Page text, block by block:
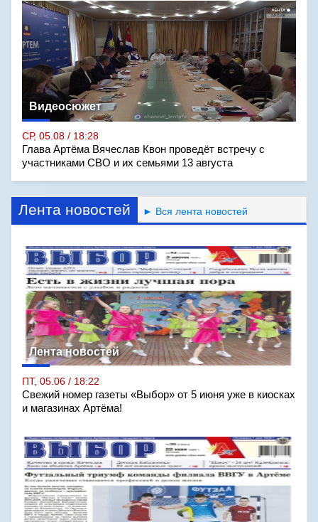
Видеосюжет
СР, 05.08 / 18:28
Глава Артёма Вячеслав Квон проведёт встречу с
участниками СВО и их семьями 13 августа
Лента новостей ► Вся лента новостей
Лента новостей
ПТ, 05.06 / 18:22
Свежий номер газеты «Выбор» от 5 июня уже в киосках
и магазинах Артёма!